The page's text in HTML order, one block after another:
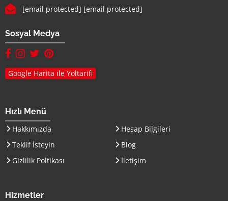
E-mail :
[email protected] [email protected]
Sosyal Medya
facebook hesabımız(yeni sayfada açılır)
instagram hesabımız(yeni sayfada açılır)
twitter hesabımız(yeni sayfada açılır)
pinterest hesabımız (yeni sayfada açılır)
Google Harita ile Yoltarifi
Hızlı Menü
Hakkımızda
Hesap Bilgileri
Teklif İsteyin
Blog
Gizlilik Poltikası
İletişim
Hizmetler